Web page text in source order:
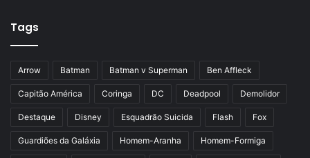
n
Tags
Arrow Batman Batman v Superman Ben Affleck
Capitão América Coringa DC Deadpool Demolidor
Destaque Disney Esquadrão Suicida Flash Fox
Guardiões da Galáxia Homem-Aranha Homem-Formiga